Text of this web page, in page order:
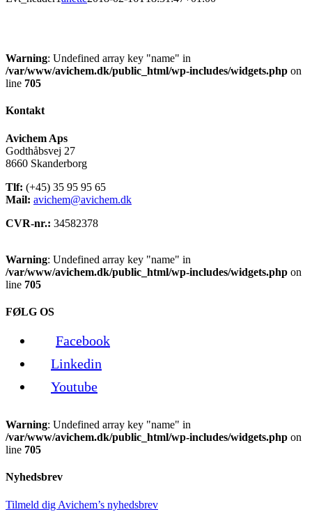
Warning: Undefined array key "name" in
/var/www/avichem.dk/public_html/wp-includes/widgets.php on
line 705
Kontakt
Avichem Aps
Godthåbsvej 27
8660 Skanderborg
Tlf: (+45) 35 95 95 65
Mail: avichem@avichem.dk
CVR-nr.: 34582378
Warning: Undefined array key "name" in
/var/www/avichem.dk/public_html/wp-includes/widgets.php on
line 705
FØLG OS
Facebook
Linkedin
Youtube
Warning: Undefined array key "name" in
/var/www/avichem.dk/public_html/wp-includes/widgets.php on
line 705
Nyhedsbrev
Tilmeld dig Avichem’s nyhedsbrev